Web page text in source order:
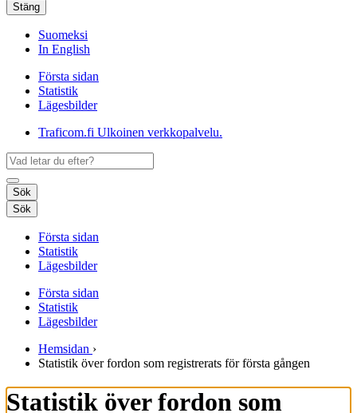
Stäng
Suomeksi
In English
Första sidan
Statistik
Lägesbilder
Traficom.fi Ulkoinen verkkopalvelu.
Sök
Sök
Första sidan
Statistik
Lägesbilder
Första sidan
Statistik
Lägesbilder
Hemsidan ›
Statistik över fordon som registrerats för första gången
Statistik över fordon som